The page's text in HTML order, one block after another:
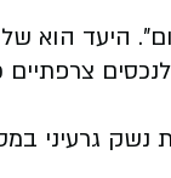
הוא
לנכסים